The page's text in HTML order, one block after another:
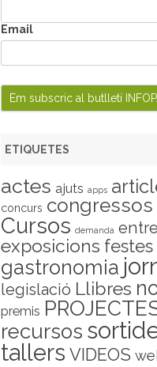
Email
ETIQUETES
actes ajuts apps
concurs congressos
Cursos demanda
exposicions festes
gastronomia
legislació Llibres
premis
recursos
tallers VIDEOS